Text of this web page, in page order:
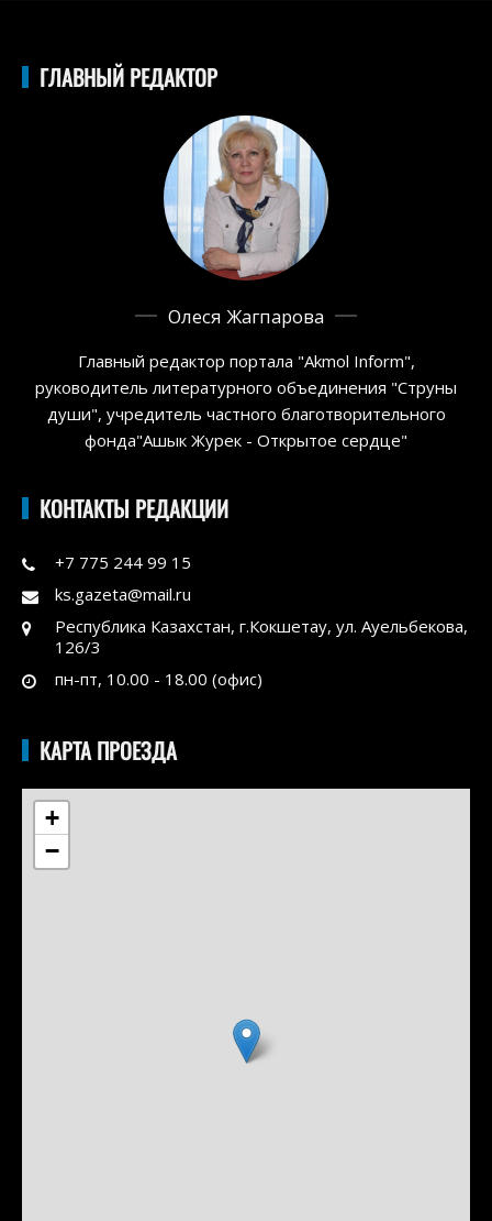
ГЛАВНЫЙ РЕДАКТОР
Олеся Жагпарова
Главный редактор портала "Akmol Inform",
руководитель литературного объединения "Струны
души", учредитель частного благотворительного
фонда"Ашык Журек - Открытое сердце"
КОНТАКТЫ РЕДАКЦИИ
+7 775 244 99 15
ks.gazeta@mail.ru
Республика Казахстан, г.Кокшетау, ул. Ауельбекова,
126/3
пн-пт, 10.00 - 18.00 (офис)
КАРТА ПРОЕЗДА
+
−